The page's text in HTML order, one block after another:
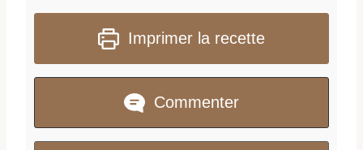
Imprimer la recette
Commenter